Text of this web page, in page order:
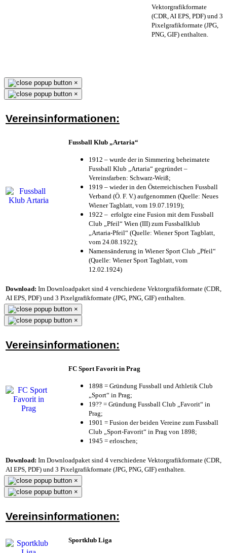
Vektorgrafikformate
(CDR, AI EPS, PDF) und 3
Pixelgrafikformate (JPG,
PNG, GIF) enthalten.
×
×
Vereinsinformationen:
Fussball Klub „Artaria“
1912 – wurde der in Simmering beheimatete
Fussball Klub „Artaria“ gegründet –
Vereinsfarben: Schwarz-Weiß;
1919 – wieder in den Österreichischen Fussball
Verband (Ö. F. V.) aufgenommen (Quelle: Neues
Wiener Tagblatt, vom 19.07.1919);
1922 – erfolgte eine Fusion mit dem Fussball
Club „Pfeil“ Wien (III) zum Fussballklub
„Artaria-Pfeil“ (Quelle: Wiener Sport Tagblatt,
vom 24.08.1922);
Namensänderung in Wiener Sport Club „Pfeil“
(Quelle: Wiener Sport Tagblatt, vom
12.02.1924)
Download: Im Downloadpaket sind 4 verschiedene Vektorgrafikformate (CDR,
AI EPS, PDF) und 3 Pixelgrafikformate (JPG, PNG, GIF) enthalten.
×
×
Vereinsinformationen:
FC Sport Favorit in Prag
1898 = Gründung Fussball und Athletik Club
„Sport“ in Prag;
19?? = Gründung Fussball Club „Favorit“ in
Prag;
1901 = Fusion der beiden Vereine zum Fussball
Club „Sport-Favorit“ in Prag von 1898;
1945 = erloschen;
Download: Im Downloadpaket sind 4 verschiedene Vektorgrafikformate (CDR,
AI EPS, PDF) und 3 Pixelgrafikformate (JPG, PNG, GIF) enthalten.
×
×
Vereinsinformationen:
Sportklub Liga